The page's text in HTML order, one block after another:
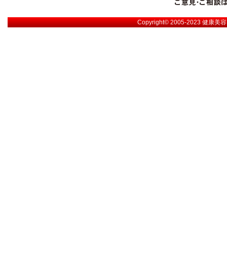
Copyright© 2005-2023健康美